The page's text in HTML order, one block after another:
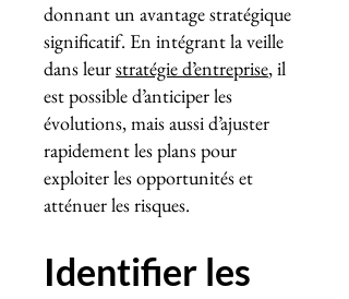
donnant un avantage stratégique
significatif. En intégrant la veille
dans leurstratégie d’entreprise, il
est possible d’anticiper les
évolutions, mais aussi d’ajuster
rapidement les plans pour
exploiter les opportunités et
atténuer les risques.
Identifier les